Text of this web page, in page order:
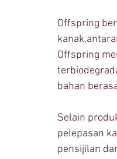
Offspring
Offspring
bahan
Selain
pelepasan
pensijilan